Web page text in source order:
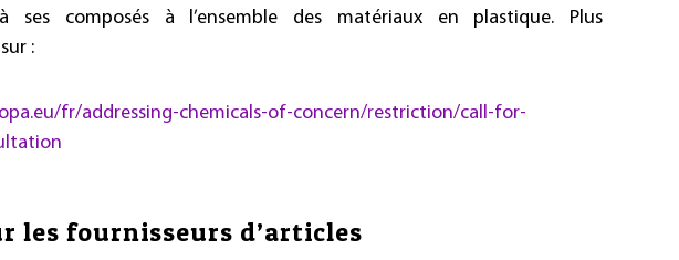
ses composés à l’ensemble des matériaux en plastique. Plus
:
fr/addressing-chemicals-of-concern/restriction/call-for-
les fournisseurs d’articles